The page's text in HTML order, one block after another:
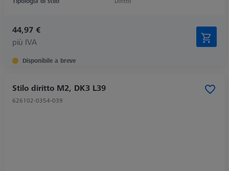
44,97 €
più IVA
Disponibile a breve
Stilo diritto M2, DK3 L39
626102-0354-039